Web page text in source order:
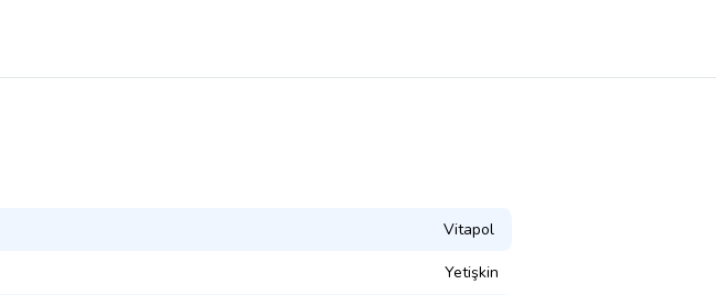
Vitapol
Yetişkin